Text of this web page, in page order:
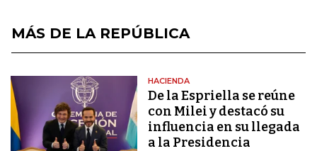
MÁS DE LA REPÚBLICA
HACIENDA
De la Espriella se reúne
con Milei y destacó su
influencia en su llegada
a la Presidencia